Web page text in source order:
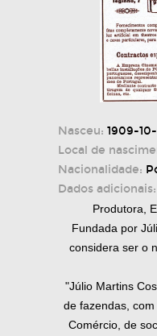
Nasceu: 1909-
Local de
Nacionalidade:
Dados adicionais:
Produtora,
Fundada por
considera ser o
"Júlio Martins
de fazendas,
Comércio, de